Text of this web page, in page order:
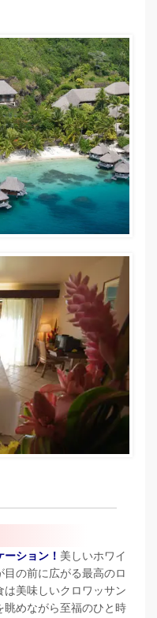
ション！ 美しいホワイ
目の前に広がる最高のロ
美味しいクロワッサン
眺めながら至福のひと時